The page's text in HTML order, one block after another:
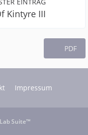
Kintyre III
PDF
Impressum
Suite™